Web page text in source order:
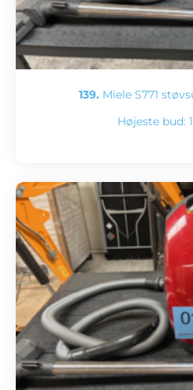
139. Miele S771
Højeste bud: